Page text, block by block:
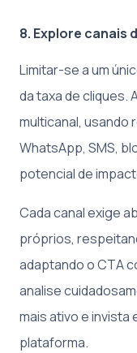
8. Explore canais
Limitar-se a um
da taxa de cliques.
multicanal, usando
WhatsApp, SMS,
potencial de
Cada canal exige
próprios,
adaptando o CTA
analise
mais ativo e invista
plataforma.